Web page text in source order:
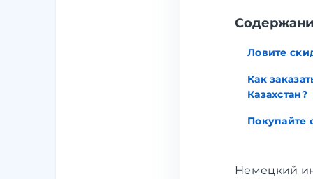
Ловите
Как
Казахстан?
Покупайте
Немецкий